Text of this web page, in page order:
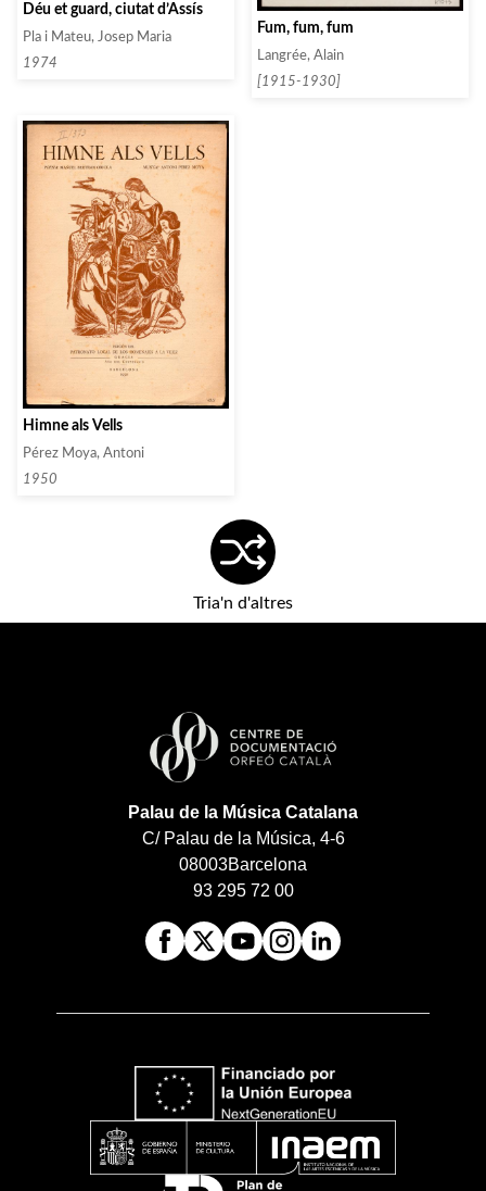
Déu et guard, ciutat d’Assís
Pla i Mateu, Josep Maria
1974
Fum, fum, fum
Langrée, Alain
[1915-1930]
Himne als Vells
Pérez Moya, Antoni
1950
Tria'n d'altres
Palau de la Música Catalana
C/ Palau de la Música, 4-6
08003Barcelona
93 295 72 00